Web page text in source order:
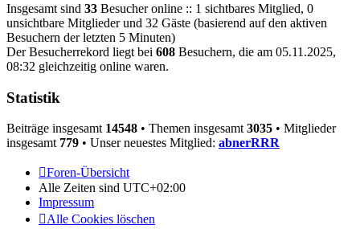
Insgesamt sind 33 Besucher online :: 1 sichtbares Mitglied, 0
unsichtbare Mitglieder und 32 Gäste (basierend auf den aktiven
Besuchern der letzten 5 Minuten)
Der Besucherrekord liegt bei 608 Besuchern, die am 05.11.2025,
08:32 gleichzeitig online waren.
Statistik
Beiträge insgesamt 14548 • Themen insgesamt3035 • Mitglieder
insgesamt 779 • Unser neuestes Mitglied: abnerRRR
Foren-Übersicht
Alle Zeiten sind UTC+02:00
Impressum
Alle Cookies löschen